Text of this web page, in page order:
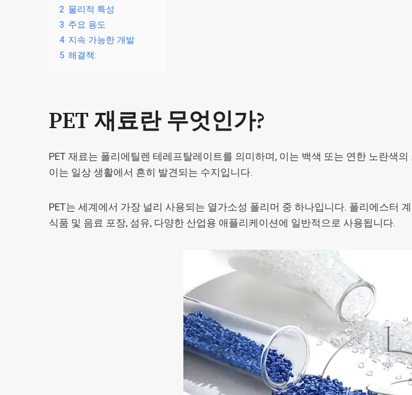
2 물리적 특성
3 주요 용도
4 지속 가능한 개발
5 해결책:
PET 재료란 무엇인가?
PET 재료는 폴리에틸렌 테레프탈레이트를 의미하며, 이는 백색 또는 연한 노란색
이는 일상 생활에서 흔히 발견되는 수지입니다.
PET는 세계에서 가장 널리 사용되는 열가소성 폴리머 중 하나입니다. 폴리에스터
식품 및 음료 포장, 섬유, 다양한 산업용 애플리케이션에 일반적으로 사용됩니다.